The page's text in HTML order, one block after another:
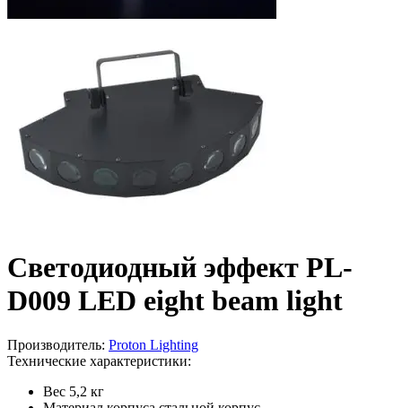
Светодиодный эффект PL-
D009 LED eight beam light
Производитель: Proton Lighting
Технические характеристики:
Вес 5,2 кг